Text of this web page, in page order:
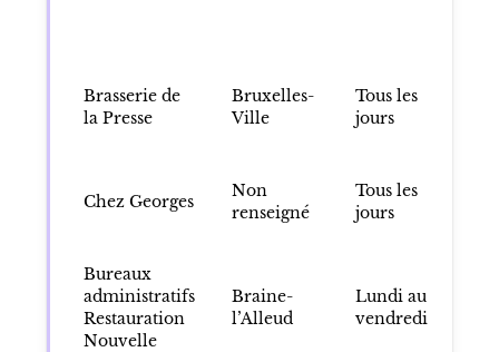
Brasserie de
la Presse
Bruxelles-
Ville
Tous les
jours
Chez Georges
Non
renseigné
Tous les
jours
Bureaux
administratifs
Restauration
Nouvelle
Braine-
l’Alleud
Lundi au
vendredi